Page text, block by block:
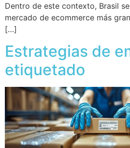
Dentro de este contexto, Brasil
mercado de ecommerce más
[…]
Estrategias de
etiquetado